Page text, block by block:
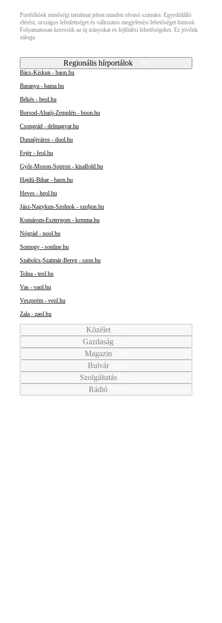
Portfóliónk minőségi tartalmat jelent minden olvasó számára. Egyedülálló
elérést, országos lefedettséget és változatos megjelenési lehetőséget biztosít.
Folyamatosan keressük az új irányokat és fejlődési lehetőségeket. Ez jövőnk
záloga.
Regionális hírportálok
Bács-Kiskun - baon.hu
Baranya - bama.hu
Békés - beol.hu
Borsod-Abaúj-Zemplén - boon.hu
Csongrád - delmagyar.hu
Dunaújváros - duol.hu
Fejér - feol.hu
Győr-Moson-Sopron - kisalfold.hu
Hajdú-Bihar - haon.hu
Heves - heol.hu
Jász-Nagykun-Szolnok - szoljon.hu
Komárom-Esztergom - kemma.hu
Nógrád - nool.hu
Somogy - sonline.hu
Szabolcs-Szatmár-Bereg - szon.hu
Tolna - teol.hu
Vas - vaol.hu
Veszprém - veol.hu
Zala - zaol.hu
Közélet
Gazdaság
Magazin
Bulvár
Szolgáltatás
Rádió